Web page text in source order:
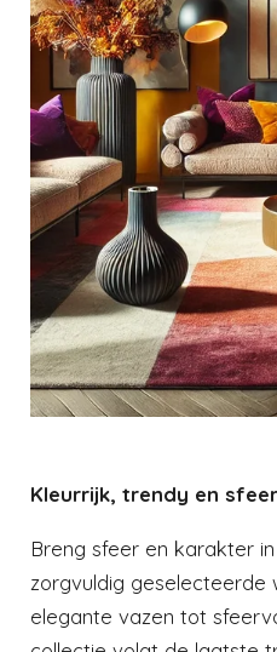
Kleurrijk, trendy en
Breng sfeer en karakter
zorgvuldig geselecteerde
elegante vazen tot